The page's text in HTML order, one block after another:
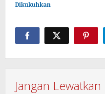
Dikukuhkan
Jangan Lewatkan